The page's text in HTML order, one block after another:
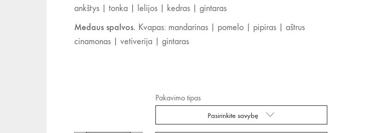
ankštys | tonka | lelijos | kedras | gintaras
Medaus spalvos. Kvapas: mandarinas | pomelo | pipiras | aštrus
cinamonas | vetiverija | gintaras
Pakavimo tipas
pasirinkite savybę